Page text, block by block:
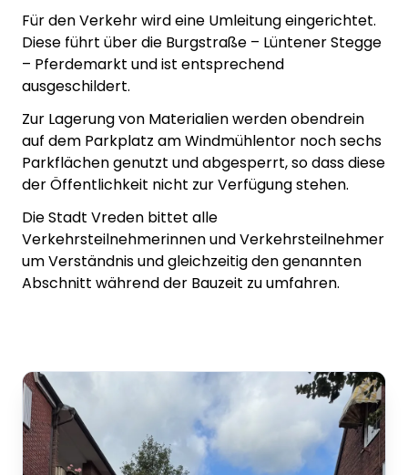
Für den Verkehr wird eine Umleitung eingerichtet.
Diese führt über die Burgstraße – Lüntener Stegge
– Pferdemarkt und ist entsprechend
ausgeschildert.
Zur Lagerung von Materialien werden obendrein
auf dem Parkplatz am Windmühlentor noch sechs
Parkflächen genutzt und abgesperrt, so dass diese
der Öffentlichkeit nicht zur Verfügung stehen.
Die Stadt Vreden bittet alle
Verkehrsteilnehmerinnen und Verkehrsteilnehmer
um Verständnis und gleichzeitig den genannten
Abschnitt während der Bauzeit zu umfahren.